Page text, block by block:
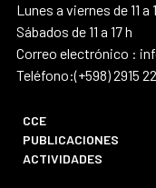
Lunes a viernes de 11 a
Sábados de 11 a 17 h
Correo electrónico :
Teléfono:(+598) 2915
CCE
PUBLICACIONES
ACTIVIDADES